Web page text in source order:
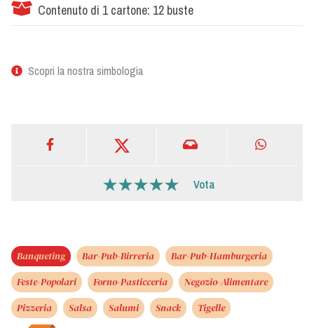
Contenuto di 1 cartone: 12 buste
Scopri la nostra simbologia
Vota
Banqueting Bar-Pub-Birreria
Bar-Pub-Hamburgeria
Feste-Popolari
Forno-Pasticceria
Negozio-Alimentare
Pizzeria
Salsa Salumi Snack Tigelle